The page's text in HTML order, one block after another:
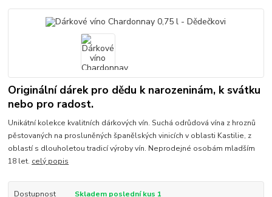
Originální dárek pro dědu k narozeninám, k svátku
nebo pro radost.
Unikátní kolekce kvalitních dárkových vín. Suchá odrůdová vína z hroznů
pěstovaných na prosluněných španělských vinicích v oblasti Kastilie, z
oblastí s dlouholetou tradicí výroby vín. Neprodejné osobám mladším
18 let. celý popis
Dostupnost
Skladem poslední kus 1